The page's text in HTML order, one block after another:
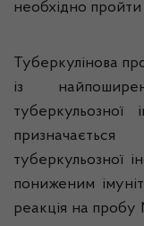
необхідно пройти
Туберкулінова
із
туберкульозної
туберкульозної
пониженим
реакція на